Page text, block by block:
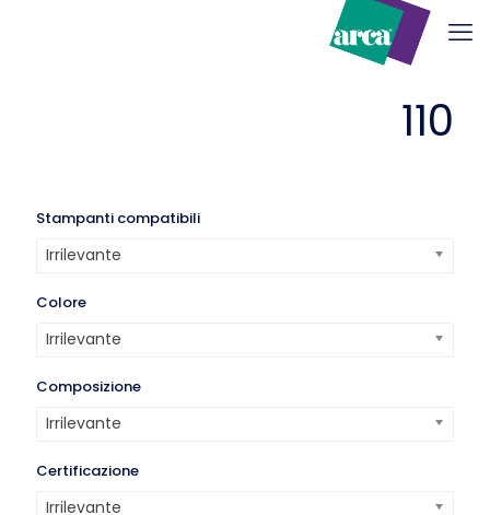
110
Stampanti compatibili
Irrilevante
Colore
Irrilevante
Composizione
Irrilevante
Certificazione
Irrilevante